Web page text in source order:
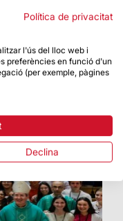
de
Política de privacitat
l'ús del lloc web i
preferències en funció d'un
(per exemple, pàgines
Declina